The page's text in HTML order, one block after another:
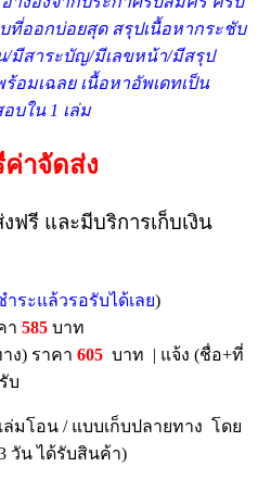
ที่ออกบ่อยสุด สรุปเนื้อหากระชับ
/มีสาระบัญ/มีเลขหน้า/มีสรุป
อมเฉลย เนื้อหาอัพเดทเป็น
บใน 1 เล่ม
าจัดส่ง
ฟรี และมีบริการเก็บเงิน
ำระแล้วรอรับได้เลย)
า585 บาท
าง) ราคา605 บาท | แจ้ง (ชื่อ+ที่
บ
ล่มโอน / แบบเก็บปลายทาง โดย
วัน ได้รับสินค้า)